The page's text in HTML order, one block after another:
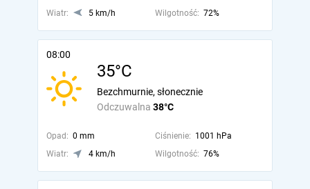
Wiatr: 5 km/h Wilgotność: 72%
08:00
35°C
Odczuwalna 38°C
Bezchmurnie, słonecznie
Opad: 0 mm Ciśnienie: 1001 hPa
Wiatr:
4 km/h Wilgotność: 76%